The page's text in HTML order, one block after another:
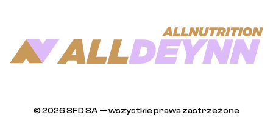
© 2026 SFD SA — wszystkie prawa zastrzeżone